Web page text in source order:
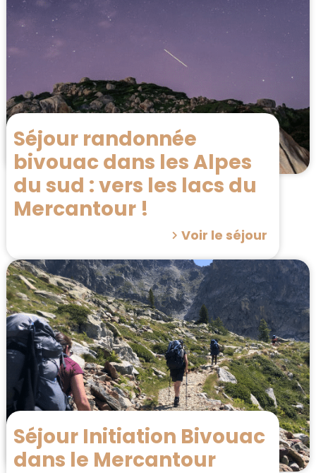
Séjour randonnée
bivouac dans les Alpes
du sud : vers les lacs du
Mercantour !
Voir le séjour
Séjour Initiation Bivouac
dans le Mercantour